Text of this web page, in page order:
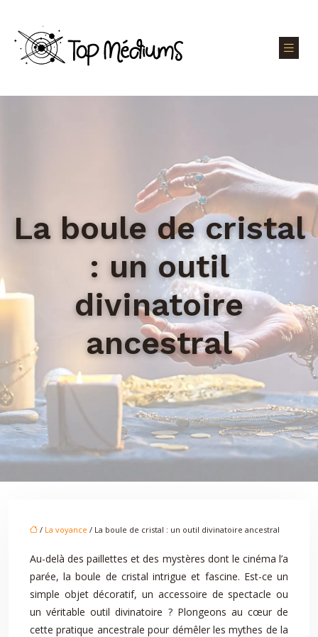
La boule de cristal
: un outil
divinatoire
ancestral
/ La voyance / La boule de cristal : un outil divinatoire ancestral
Au-delà des paillettes et des mystères dont le cinéma l’a
parée, la boule de cristal intrigue et fascine. Est-ce un
simple objet décoratif, un accessoire de spectacle ou
un véritable outil divinatoire ? Plongeons au cœur de
cette pratique ancestrale pour démêler les mythes de la